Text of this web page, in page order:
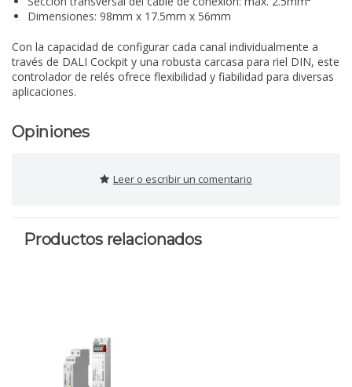
Dimensiones: 98mm x 17.5mm x 56mm
Con la capacidad de configurar cada canal individualmente a
través de DALI Cockpit y una robusta carcasa para riel DIN, este
controlador de relés ofrece flexibilidad y fiabilidad para diversas
aplicaciones.
Opiniones
Leer o escribir un comentario
Productos relacionados